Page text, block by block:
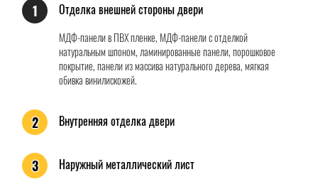
1 Отделка внешней стороны двери
МДФ-панели в ПВХ пленке, МДФ-панели с отделкой
натуральным шпоном, ламинированные панели, порошковое
покрытие, панели из массива натурального дерева, мягкая
обивка винилискожей.
2 Внутренняя отделка двери
3 Наружный металлический лист